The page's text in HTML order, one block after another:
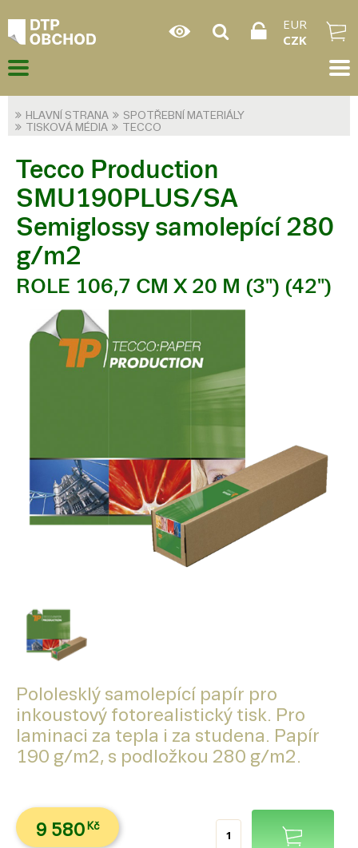
EUR
CZK
HLAVNÍ STRANA
SPOTŘEBNÍ MATERIÁLY
TISKOVÁ MÉDIA
TECCO
Tecco Production
SMU190PLUS/SA
Semiglossy samolepící 280
g/m2
ROLE 106,7 CM X 20 M (3") (42")
Pololesklý samolepící papír pro
inkoustový fotorealistický tisk. Pro
laminaci za tepla i za studena. Papír
190 g/m2, s podložkou 280 g/m2.
9 580 Kč